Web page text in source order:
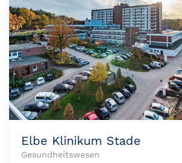
Elbe Klinikum Stade
Gesundheitswesen